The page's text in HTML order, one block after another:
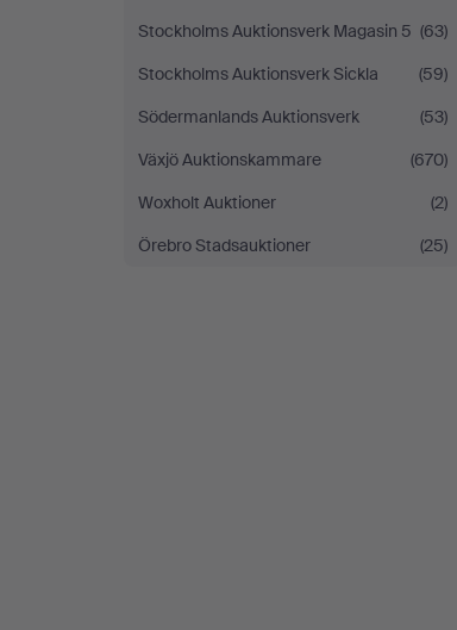
Stockholms Auktionsverk Magasin 5 (63)
Stockholms Auktionsverk Sickla
(59)
Södermanlands Auktionsverk
(53)
Växjö Auktionskammare
(670)
Woxholt Auktioner
(2)
Örebro Stadsauktioner
(25)